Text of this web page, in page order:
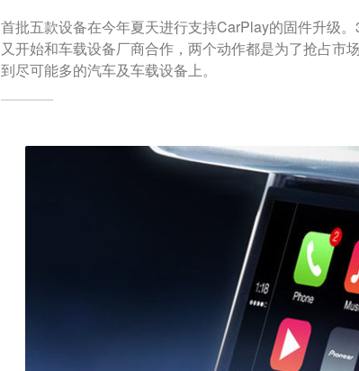
首批五款设备在今年夏天进行支持CarPlay的固件升级
又开始和车载设备厂商合作，两个动作都是为了抢占市
到尽可能多的汽车及车载设备上。